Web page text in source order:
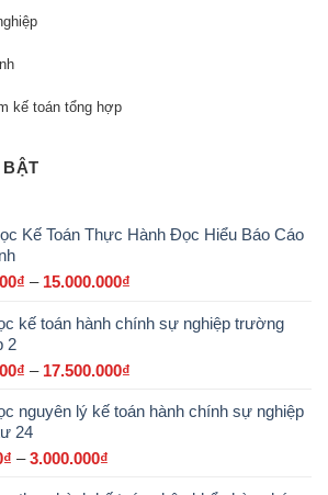
kế toán tổng hợp
Kế Toán Thực Hành Đọc Hiểu Báo Cáo
₫ – 15.000.000₫
từ
kế toán hành chính sự nghiệp trường
2
₫ – 17.500.000₫
từ
nguyên lý kế toán hành chính sự nghiệp
24
₫ – 3.000.000₫